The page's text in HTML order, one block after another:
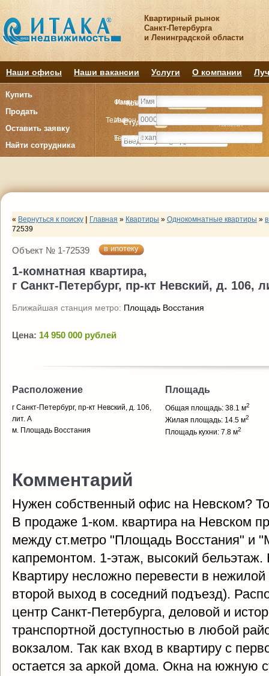
Квартирный рынок
Санкт-Петербурга
и Ленинградской области
Наши офисы Наши вакансии Услуги О компании
Купить
Продать
Оставить заявку
Найти сотрудника
Комнату
Студия Комнат
Комнату
Студия Комнат
Имя
Телефон
E-mail
Фамилия
Имя
Телефон
« Вернуться к поиску Главная » Квартиры » Однокомнатные квартиры »
72539
Объект № 1-72539 в ипотеку
1-комнатная квартира,
г Санкт-Петербург, пр-кт Невский, д. 106,
Ближайшая станция метро: Площадь Восстания
Цена: 14 950 000 рублей
Расположение
г Санкт-Петербург, пр-кт Невский, д. 106,
лит. А
м. Площадь Восстания
Площадь
Общая площадь: 38.1 м2
Жилая площадь: 14.5 м2
Площадь кухни: 7.8 м2
Комментарий
Нужен собственный офис на Невском?
В продаже 1-ком. квартира на Невском
между ст.метро "Площадь Восстания" и
капремонтом. 1-этаж, высокий
Квартиру несложно перевести в
второй выход в соседний подъезд).
центр Санкт-Петербурга, деловой и
транспортной доступностью в любой
вокзалом. Так как вход в квартиру с
остается за аркой дома. Окна на южную